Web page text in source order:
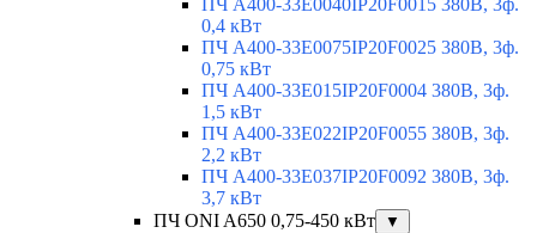
ПЧ A400-33E0040IP20F0015 380В, 3ф.
0,4 кВт
ПЧ A400-33E0075IP20F0025 380В, 3ф.
0,75 кВт
ПЧ A400-33E015IP20F0004 380В, 3ф.
1,5 кВт
ПЧ A400-33E022IP20F0055 380В, 3ф.
2,2 кВт
ПЧ A400-33E037IP20F0092 380В, 3ф.
3,7 кВт
ПЧ ONI A650 0,75-450 кВт
▼